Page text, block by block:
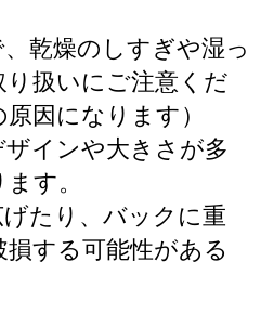
乾燥のしすぎや湿っ
扱いにご注意くだ
因になります）
インや大きさが多
す。
たり、バックに重
する可能性がある